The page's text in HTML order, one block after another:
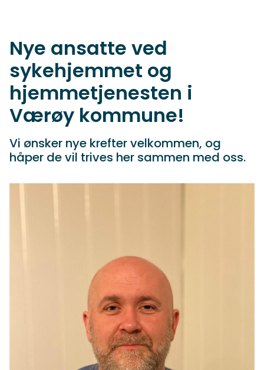
Nye ansatte ved
sykehjemmet og
hjemmetjenesten i
Værøy kommune!
Vi ønsker nye krefter velkommen, og
håper de vil trives her sammen med oss.